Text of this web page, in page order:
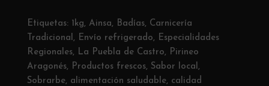
Etiquetas: 1kg, Ainsa, Badías, Carnicería
Tradicional , Envío refrigerado, Especialidades
Regionales, La Puebla de Castro, Pirineo
Aragonés, Productos frescos, Sabor local ,
Sobrarbe, alimentación saludable, calidad